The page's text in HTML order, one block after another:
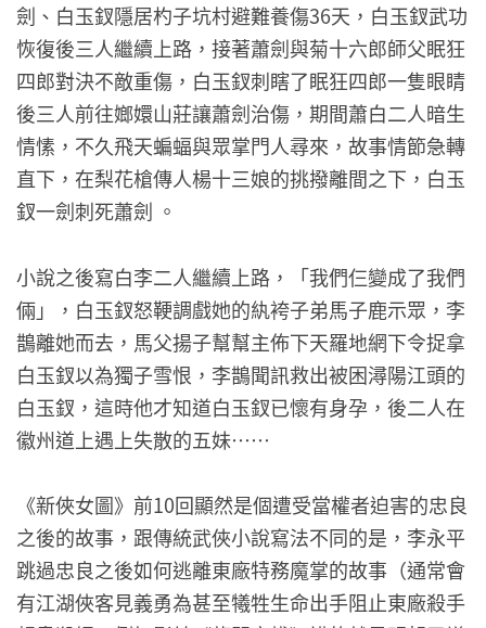
劍、白玉釵隱居杓子坑村避難養傷36天，白玉釵武功
恢復後三人繼續上路，接著蕭劍與菊十六郎師父眠狂
四郎對決不敵重傷，白玉釵刺瞎了眠狂四郎一隻眼睛
後三人前往嫏嬛山莊讓蕭劍治傷，期間蕭白二人暗生
情愫，不久飛天蝙蝠與眾掌門人尋來，故事情節急轉
直下，在梨花槍傳人楊十三娘的挑撥離間之下，白玉
釵一劍刺死蕭劍 。
小說之後寫白李二人繼續上路，「我們仨變成了我們
倆」，白玉釵怒鞕調戲她的紈袴子弟馬子鹿示眾，李
鵲離她而去，馬父揚子幫幫主佈下天羅地網下令捉拿
白玉釵以為獨子雪恨，李鵲聞訊救出被困潯陽江頭的
白玉釵，這時他才知道白玉釵已懷有身孕，後二人在
徽州道上遇上失散的五妹⋯⋯
《新俠女圖》前10回顯然是個遭受當權者迫害的忠良
之後的故事，跟傳統武俠小說寫法不同的是，李永平
跳過忠良之後如何逃離東廠特務魔掌的故事（通常會
有江湖俠客見義勇為甚至犧牲生命出手阻止東廠殺手